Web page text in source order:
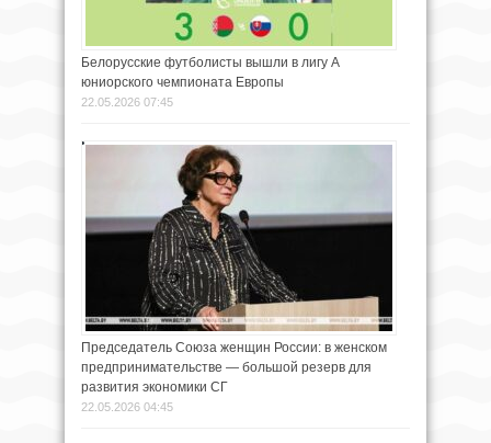
Белорусские футболисты вышли в лигу А
юниорского чемпионата Европы
22.05.2026 07:45
Председатель Союза женщин России: в женском
предпринимательстве — большой резерв для
развития экономики СГ
22.05.2026 04:45